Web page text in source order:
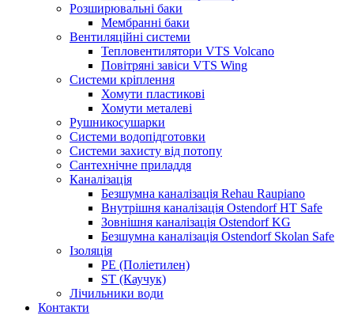
Розширювальні баки
Мембранні баки
Вентиляційні системи
Тепловентилятори VTS Volcano
Повітряні завіси VTS Wing
Системи кріплення
Хомути пластикові
Хомути металеві
Рушникосушарки
Системи водопідготовки
Системи захисту від потопу
Сантехнічне приладдя
Каналізація
Безшумна каналізація Rehau Raupiano
Внутрішня каналізація Ostendorf HT Safe
Зовнішня каналізація Ostendorf KG
Безшумна каналізація Ostendorf Skolan Safe
Ізоляція
PE (Поліетилен)
ST (Каучук)
Лічильники води
Контакти